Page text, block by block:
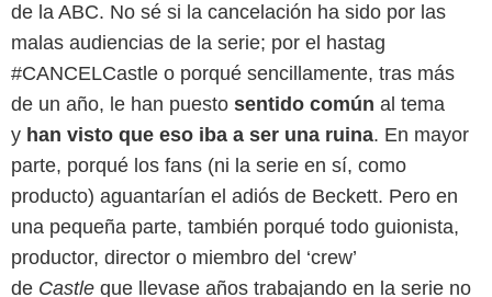
de la ABC. No sé si la cancelación ha sido por las
malas audiencias de la serie; por el hastag
#CANCELCastle o porqué sencillamente, tras más
de un año, le han puesto sentido común al tema
y han visto que eso iba a ser una ruina. En mayor
parte, porqué los fans (ni la serie en sí, como
producto) aguantarían el adiós de Beckett. Pero en
una pequeña parte, también porqué todo guionista,
productor, director o miembro del ‘crew’
de Castle que llevase años trabajando en la serie no